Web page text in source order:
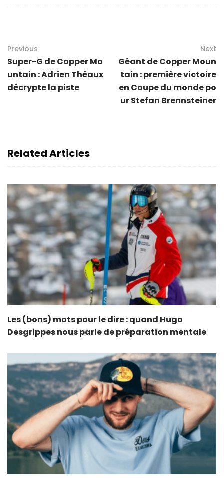
Previous
Super-G de Copper Mo
untain : Adrien Théaux
décrypte la piste
Next
Géant de Copper Moun
tain : première victoire
en Coupe du monde po
ur Stefan Brennsteiner
Related Articles
Les (bons) mots pour le dire : quand Hugo
Desgrippes nous parle de préparation mentale